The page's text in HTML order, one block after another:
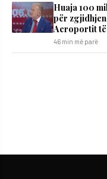
Huaja 100
për
Aeroportit
46 min më parë